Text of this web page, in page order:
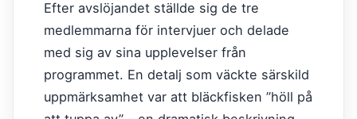
Efter avslöjandet ställde sig de tre
medlemmarna för intervjuer och delade
med sig av sina upplevelser från
programmet. En detalj som väckte särskild
uppmärksamhet var att bläckfisken ”höll på